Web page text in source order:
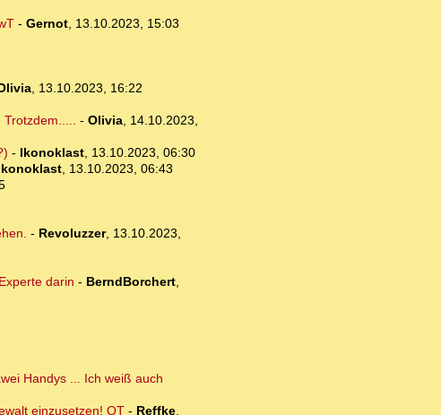
- Gernot, 13.10.2023, 15:03
, 13.10.2023, 16:22
- Olivia, 14.10.2023,
- Ikonoklast, 13.10.2023, 06:30
, 13.10.2023, 06:43
- Revoluzzer, 13.10.2023,
darin - BerndBorchert,
Handys ... Ich weiß auch
einzusetzen! OT- Reffke,